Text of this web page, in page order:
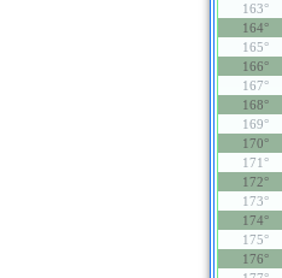
163°
164°
165°
166°
167°
168°
169°
170°
171°
172°
173°
174°
175°
176°